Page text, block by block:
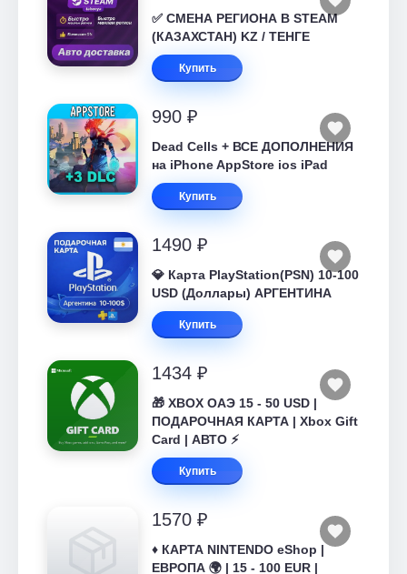
✅ СМЕНА РЕГИОНА В STEAM
(КАЗАХСТАН) KZ / ТЕНГЕ
Купить
990 ₽
Dead Cells + ВСЕ ДОПОЛНЕНИЯ
на iPhone AppStore ios iPad
Купить
1490 ₽
💎 Карта PlayStation(PSN) 10-100
USD (Доллары) АРГЕНТИНА
Купить
1434 ₽
🎁 XBOX ОАЭ 15 - 50 USD |
ПОДАРОЧНАЯ КАРТА | Xbox Gift
Card | АВТО ⚡
Купить
1570 ₽
♦️ КАРТА NINTENDO eShop |
ЕВРОПА 🌍 | 15 - 100 EUR |